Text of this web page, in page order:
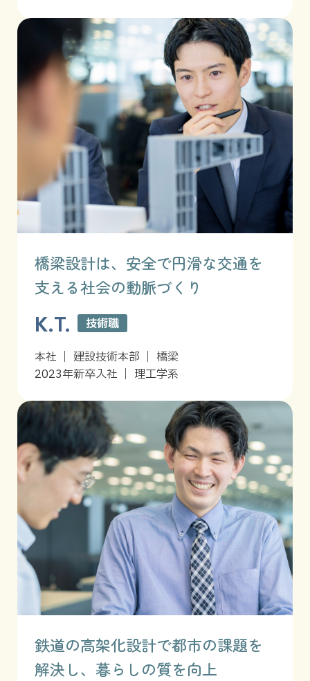
橋梁設計は、安全で円滑な交通を
支える社会の動脈づくり
K.T.
技術職
本社 ｜ 建設技術本部 ｜ 橋梁
2023年新卒入社 ｜ 理工学系
鉄道の高架化設計で都市の課題を
解決し、暮らしの質を向上